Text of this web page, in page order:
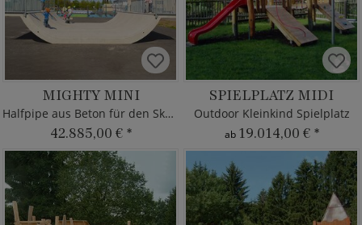
MIGHTY MINI
Halfpipe aus Beton für den Skatepark
42.885,00 € *
SPIELPLATZ MIDI
Outdoor Kleinkind Spielplatz
ab 19.014,00 € *